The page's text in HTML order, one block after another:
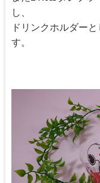
し、
ドリンクホルダー
す。